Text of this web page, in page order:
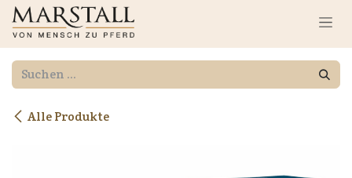
Zum Inhalt springen
Alle Produkte